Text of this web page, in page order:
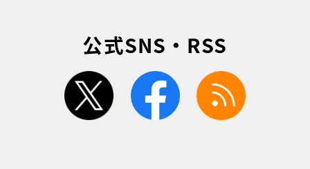
公式SNS・RSS
twitter facebook